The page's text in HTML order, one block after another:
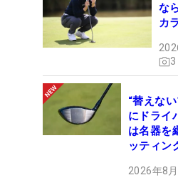
な
カ
3
“替えな
にドライ
は名器を
ッティン
2026年8